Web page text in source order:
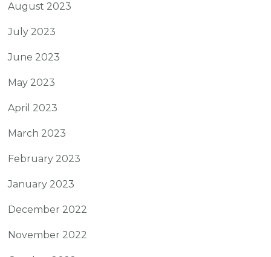
August 2023
July 2023
June 2023
May 2023
April 2023
March 2023
February 2023
January 2023
December 2022
November 2022